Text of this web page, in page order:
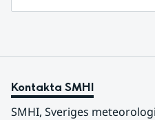
Kontakta SMHI
SMHI, Sveriges